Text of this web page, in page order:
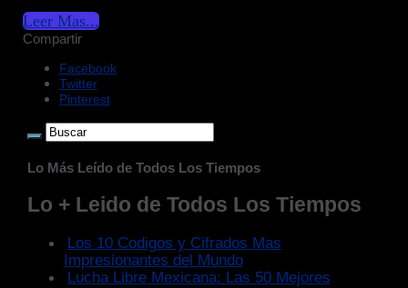
Leer Mas...
Compartir
Facebook
Twitter
Pinterest
Lo Más Leído de Todos Los Tiempos
Lo + Leido de Todos Los Tiempos
Los 10 Codigos y Cifrados Mas
Impresionantes del Mundo
Lucha Libre Mexicana: Las 50 Mejores